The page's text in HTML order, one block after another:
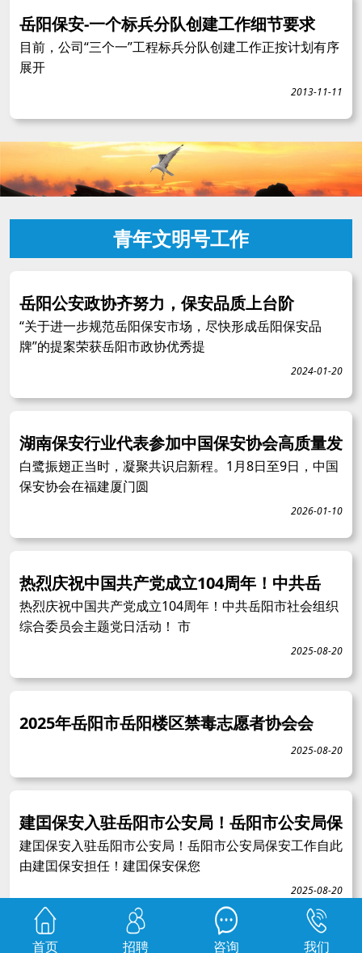
岳阳保安-一个标兵分队创建工作细节要求
目前，公司“三个一”工程标兵分队创建工作正按计划有序
展开
2013-11-11
青年文明号工作
岳阳公安政协齐努力，保安品质上台阶
“关于进一步规范岳阳保安市场，尽快形成岳阳保安品
牌”的提案荣获岳阳市政协优秀提
2024-01-20
湖南保安行业代表参加中国保安协会高质量发
白鹭振翅正当时，凝聚共识启新程。1月8日至9日，中国
保安协会在福建厦门圆
2026-01-10
热烈庆祝中国共产党成立104周年！中共岳
热烈庆祝中国共产党成立104周年！中共岳阳市社会组织
综合委员会主题党日活动！ 市
2025-08-20
2025年岳阳市岳阳楼区禁毒志愿者协会会
2025-08-20
建囯保安入驻岳阳市公安局！岳阳市公安局保
建囯保安入驻岳阳市公安局！岳阳市公安局保安工作自此
由建囯保安担任！建囯保安保您
2025-08-20
首页 招聘 咨询 我们